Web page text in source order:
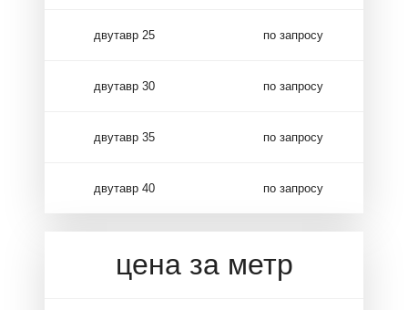
двутавр 25 по запросу
двутавр 30 по запросу
двутавр 35 по запросу
двутавр 40 по запросу
цена за метр